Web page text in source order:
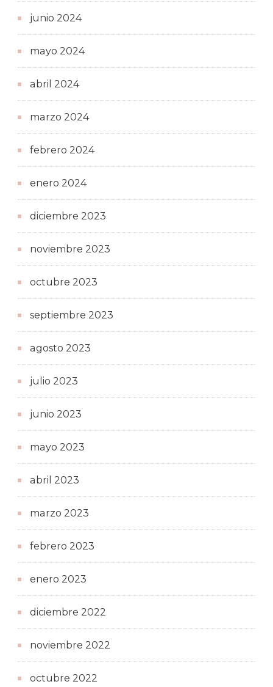
junio 2024
mayo 2024
abril 2024
marzo 2024
febrero 2024
enero 2024
diciembre 2023
noviembre 2023
octubre 2023
septiembre 2023
agosto 2023
julio 2023
junio 2023
mayo 2023
abril 2023
marzo 2023
febrero 2023
enero 2023
diciembre 2022
noviembre 2022
octubre 2022